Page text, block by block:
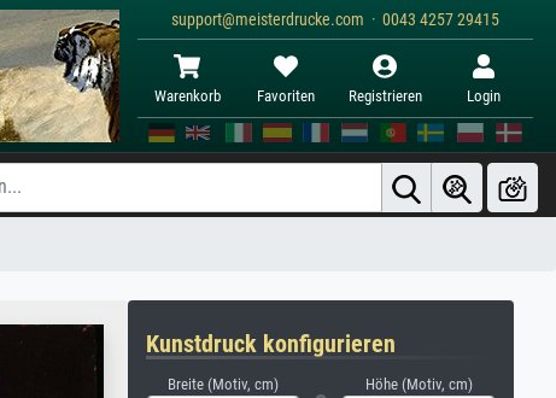
support@meisterdrucke.com · 0043 4257 29415
Warenkorb Favoriten Registrieren Login
Kunstdruck konfigurieren
Breite (Motiv, cm) Höhe (Motiv, cm)